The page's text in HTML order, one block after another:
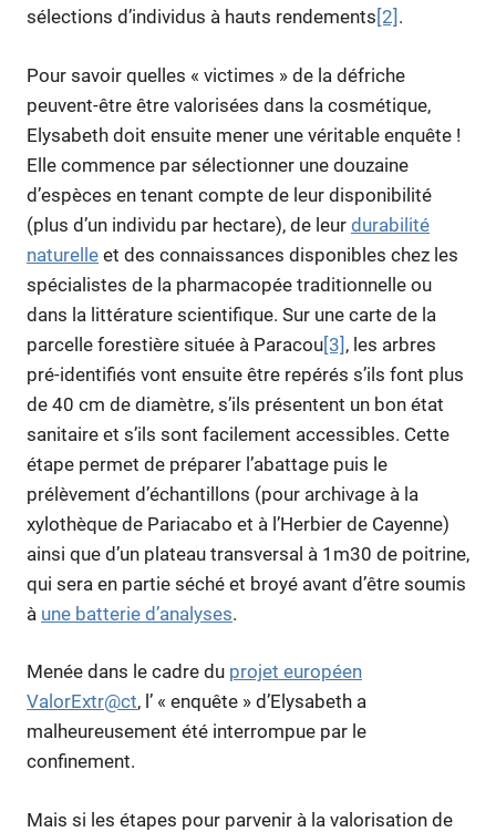
sélections d’individus à hauts rendements [2] .
Pour savoir quelles « victimes » de la défriche
peuvent-être être valorisées dans la cosmétique,
Elysabeth doit ensuite mener une véritable enquête !
Elle commence par sélectionner une douzaine
d’espèces en tenant compte de leur disponibilité
(plus d’un individu par hectare), de leur durabilité
naturelle et des connaissances disponibles chez les
spécialistes de la pharmacopée traditionnelle ou
dans la littérature scientifique. Sur une carte de la
parcelle forestière située à Paracou[3] , les arbres
pré-identifiés vont ensuite être repérés s’ils font plus
de 40 cm de diamètre, s’ils présentent un bon état
sanitaire et s’ils sont facilement accessibles. Cette
étape permet de préparer l’abattage puis le
prélèvement d’échantillons (pour archivage à la
xylothèque de Pariacabo et à l’Herbier de Cayenne)
ainsi que d’un plateau transversal à 1m30 de poitrine,
qui sera en partie séché et broyé avant d’être soumis
à une batterie d’analyses.
Menée dans le cadre du projet européen
ValorExtr@ct, l’ « enquête » d’Elysabeth a
malheureusement été interrompue par le
confinement.
Mais si les étapes pour parvenir à la valorisation de